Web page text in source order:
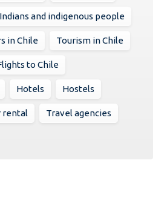
Indians and indigenous people
in Chile Tourism in Chile
to Chile
Hotels Hostels
rental Travel agencies